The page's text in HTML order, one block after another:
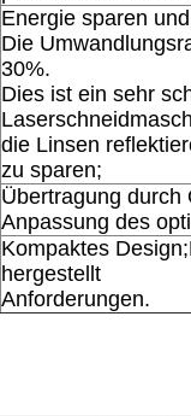
Energie sparen
Die
30%.
Dies ist ein sehr
die Linsen
zu sparen;
Übertragung durch
Anpassung des
Kompaktes
hergestellt
Anforderungen.